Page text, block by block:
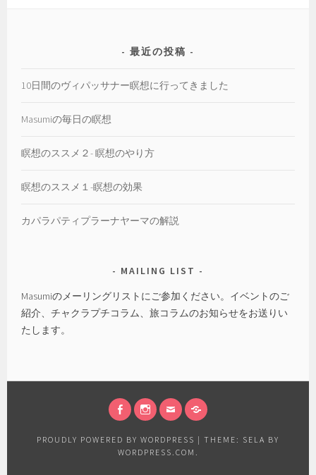
最近の投稿
10日間のヴィパッサナー瞑想に行ってきました
Masumiの毎日の瞑想
瞑想のススメ２- 瞑想のやり方
瞑想のススメ１-瞑想の効果
カパラパティプラーナヤーマの解説
MAILING LIST
Masumiのメーリングリストにご参加ください。イベントのご
紹介、チャクラプチコラム、旅コラムのお知らせをお送りい
たします。
社
PROUDLY POWERED BY WORDPRESS | THEME: SELA BY
WORDPRESS.COM .